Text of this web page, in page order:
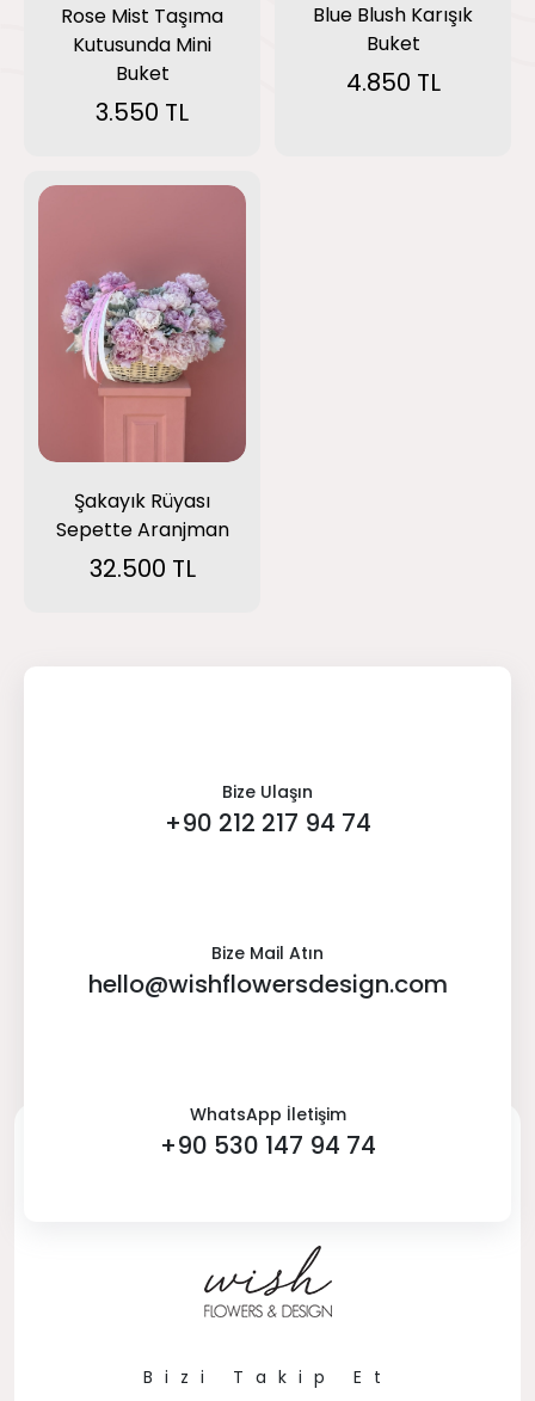
Rose Mist Taşıma
Kutusunda Mini
Buket
3.550 TL
Blue Blush Karışık
Buket
4.850 TL
Şakayık Rüyası
Sepette Aranjman
32.500 TL
Bize Ulaşın
+90 212 217 94 74
Bize Mail Atın
hello@wishflowersdesign.com
WhatsApp İletişim
+90 530 147 94 74
Bizi Takip Et